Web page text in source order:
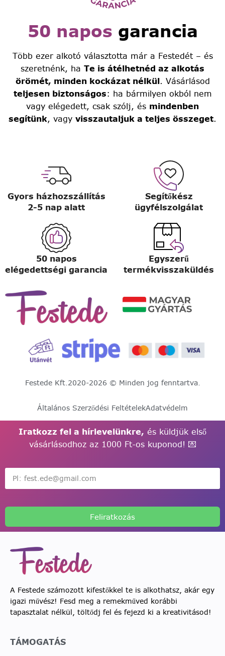
50 napos garancia
Több ezer alkotó választotta már a Festedét – és
szeretnénk, ha Te is átélhetnéd az alkotás
örömét, minden kockázat nélkül. Vásárlásod
teljesen biztonságos: ha bármilyen okból nem
vagy elégedett, csak szólj, és mindenben
segítünk, vagy visszautaljuk a teljes összeget.
Gyors házhozszállítás
2-5 nap alatt
Segítőkész
ügyfélszolgálat
50 napos
elégedettségi garancia
Egyszerű
termékvisszaküldés
Festede Kft.2020-2026 © Minden jog fenntartva.
Általános Szerződési FeltételekAdatvédelm
Iratkozz fel a hírlevelünkre, és küldjük első
vásárlásodhoz az 1000 Ft-os kuponod! 💌
Feliratkozás
A Festede számozott kifestőkkel te is alkothatsz, akár egy
igazi művész! Fesd meg a remekműved korábbi
tapasztalat nélkül, töltődj fel és fejezd ki a kreativitásod!
TÁMOGATÁS